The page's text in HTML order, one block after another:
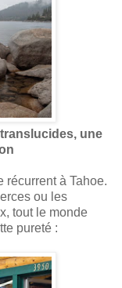
une
récurrent à Tahoe.
ou les
tout le monde
pureté :